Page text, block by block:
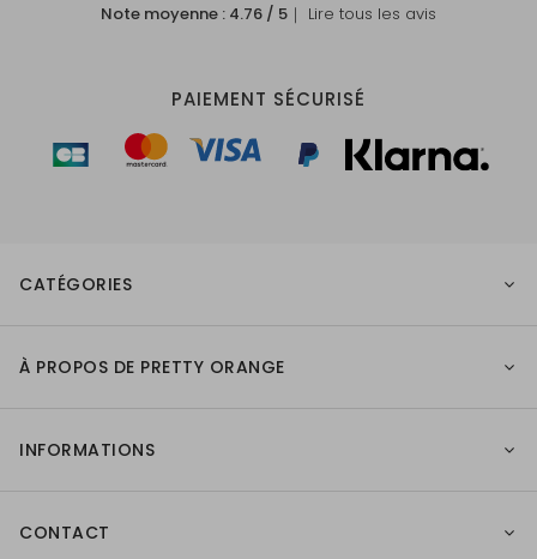
Note moyenne : 4.76 / 5 ｜ Lire tous les avis
PAIEMENT SÉCURISÉ
CATÉGORIES
À PROPOS DE PRETTY ORANGE
INFORMATIONS
CONTACT